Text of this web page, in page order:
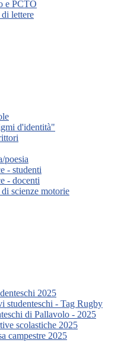
e PCTO
lettere
d'identità"
poesia
- studenti
- docenti
scienze motorie
2025
studenteschi - Tag Rugby
di Pallavolo - 2025
scolastiche 2025
campestre 2025